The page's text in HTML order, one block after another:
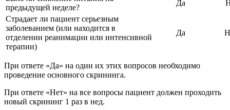
предыдущей неделе?
Да
Страдает ли пациент серьезным
заболеванием (или находится в
отделении реанимации или интенсивной
терапии)
Да
При ответе «Да» на один их этих вопросов необходимо
проведение основного скрининга.
При ответе «Нет» на все вопросы пациент должен проходить
новый скрининг 1 раз в нед.